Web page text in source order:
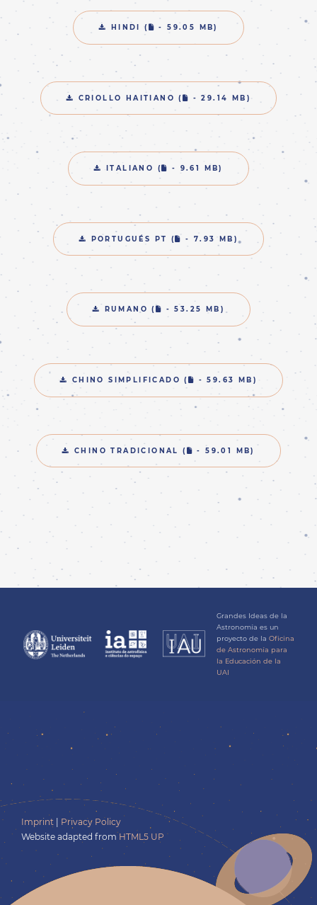
HINDI ( FILE
- 59.05 MB)
CRIOLLO HAITIANO ( FILE
- 29.14 MB)
ITALIANO ( FILE
- 9.61 MB)
PORTUGUÉS PT ( FILE
- 7.93 MB)
RUMANO ( FILE
- 53.25 MB)
CHINO SIMPLIFICADO ( FILE
- 59.63 MB)
CHINO TRADICIONAL ( FILE
- 59.01 MB)
Grandes Ideas de la
Astronomía es un
proyecto de la Oficina
de Astronomía para
la Educación de la
UAI
Imprint
Privacy Policy
Website adapted from HTML5 UP